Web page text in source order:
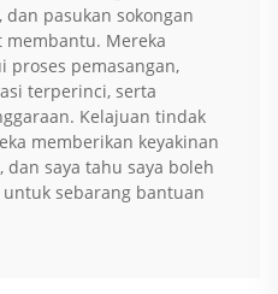
dan pasukan sokongan
membantu. Mereka
proses pemasangan,
terperinci, serta
Kelajuan tindak
memberikan keyakinan
saya tahu saya boleh
sebarang bantuan